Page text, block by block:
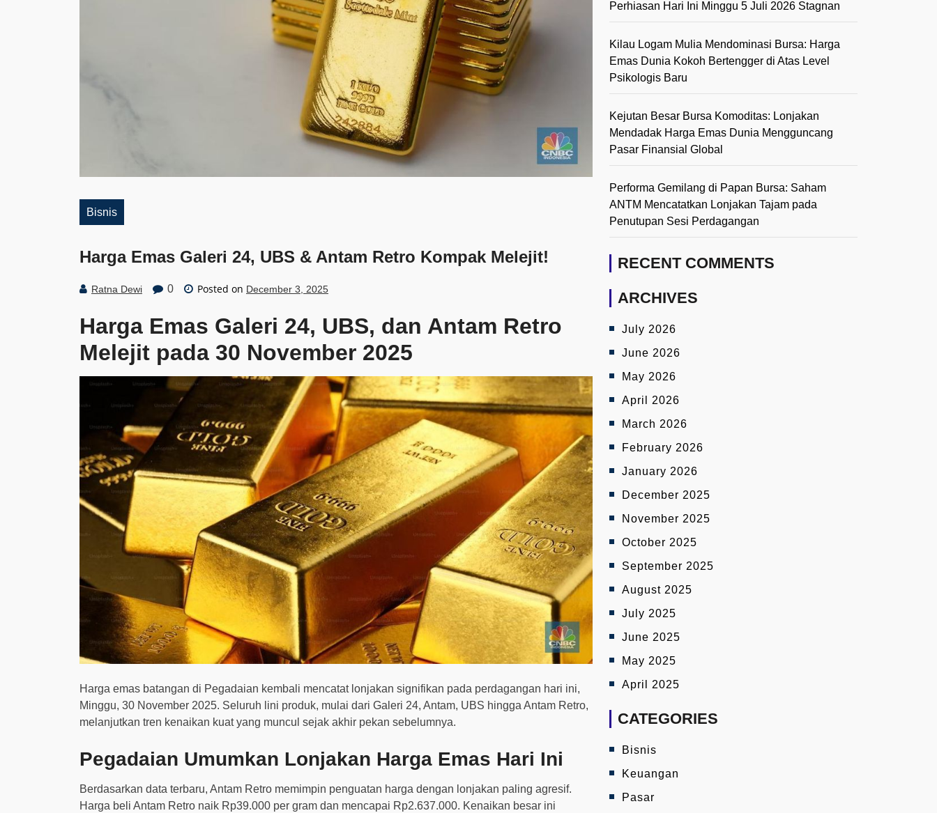
Bisnis
Harga Emas Galeri 24, UBS & Antam Retro Kompak Melejit!
Ratna Dewi 0 Posted on December 3, 2025
Harga Emas Galeri 24, UBS, dan Antam Retro
Melejit pada 30 November 2025
Harga emas batangan di Pegadaian kembali mencatat lonjakan signifikan pada perdagangan hari ini,
Minggu, 30 November 2025. Seluruh lini produk, mulai dari Galeri 24, Antam, UBS hingga Antam Retro,
melanjutkan tren kenaikan kuat yang muncul sejak akhir pekan sebelumnya.
Pegadaian Umumkan Lonjakan Harga Emas Hari Ini
Berdasarkan data terbaru, Antam Retro memimpin penguatan harga dengan lonjakan paling agresif.
Harga beli Antam Retro naik Rp39.000 per gram dan mencapai Rp2.637.000. Kenaikan besar ini
Perhiasan Hari Ini Minggu 5 Juli 2026 Stagnan
Kilau Logam Mulia Mendominasi Bursa: Harga
Emas Dunia Kokoh Bertengger di Atas Level
Psikologis Baru
Kejutan Besar Bursa Komoditas: Lonjakan
Mendadak Harga Emas Dunia Mengguncang
Pasar Finansial Global
Performa Gemilang di Papan Bursa: Saham
ANTM Mencatatkan Lonjakan Tajam pada
Penutupan Sesi Perdagangan
RECENT COMMENTS
ARCHIVES
July 2026
June 2026
May 2026
April 2026
March 2026
February 2026
January 2026
December 2025
November 2025
October 2025
September 2025
August 2025
July 2025
June 2025
May 2025
April 2025
CATEGORIES
Bisnis
Keuangan
Pasar